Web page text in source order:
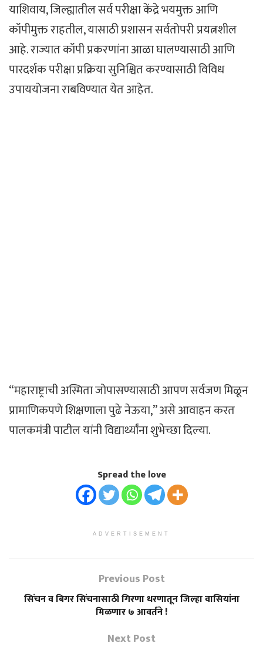
याशिवाय, जिल्ह्यातील सर्व परीक्षा केंद्रे भयमुक्त आणि
कॉपीमुक्त राहतील, यासाठी प्रशासन सर्वतोपरी प्रयत्नशील
आहे. राज्यात कॉपी प्रकरणांना आळा घालण्यासाठी आणि
पारदर्शक परीक्षा प्रक्रिया सुनिश्चित करण्यासाठी विविध
उपाययोजना राबविण्यात येत आहेत.
“महाराष्ट्राची अस्मिता जोपासण्यासाठी आपण सर्वजण मिळून
प्रामाणिकपणे शिक्षणाला पुढे नेऊया,” असे आवाहन करत
पालकमंत्री पाटील यांनी विद्यार्थ्यांना शुभेच्छा दिल्या.
Spread the love
ADVERTISEMENT
Previous Post
सिंचन व बिगर सिंचनासाठी गिरणा धरणातून जिल्हा वासियांना
मिळणार ७ आवर्तने !
Next Post